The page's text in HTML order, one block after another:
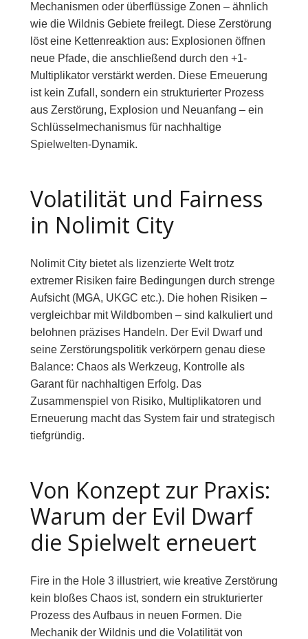
Mechanismen oder überflüssige Zonen – ähnlich
wie die Wildnis Gebiete freilegt. Diese Zerstörung
löst eine Kettenreaktion aus: Explosionen öffnen
neue Pfade, die anschließend durch den +1-
Multiplikator verstärkt werden. Diese Erneuerung
ist kein Zufall, sondern ein strukturierter Prozess
aus Zerstörung, Explosion und Neuanfang – ein
Schlüsselmechanismus für nachhaltige
Spielwelten-Dynamik.
Volatilität und Fairness
in Nolimit City
Nolimit City bietet als lizenzierte Welt trotz
extremer Risiken faire Bedingungen durch strenge
Aufsicht (MGA, UKGC etc.). Die hohen Risiken –
vergleichbar mit Wildbomben – sind kalkuliert und
belohnen präzises Handeln. Der Evil Dwarf und
seine Zerstörungspolitik verkörpern genau diese
Balance: Chaos als Werkzeug, Kontrolle als
Garant für nachhaltigen Erfolg. Das
Zusammenspiel von Risiko, Multiplikatoren und
Erneuerung macht das System fair und strategisch
tiefgründig.
Von Konzept zur Praxis:
Warum der Evil Dwarf
die Spielwelt erneuert
Fire in the Hole 3 illustriert, wie kreative Zerstörung
kein bloßes Chaos ist, sondern ein strukturierter
Prozess des Aufbaus in neuen Formen. Die
Mechanik der Wildnis und die Volatilität von